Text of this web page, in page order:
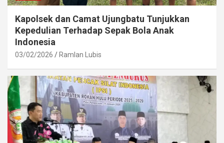
Kapolsek dan Camat Ujungbatu Tunjukkan
Kepedulian Terhadap Sepak Bola Anak
Indonesia
03/02/2026 Ramlan Lubis